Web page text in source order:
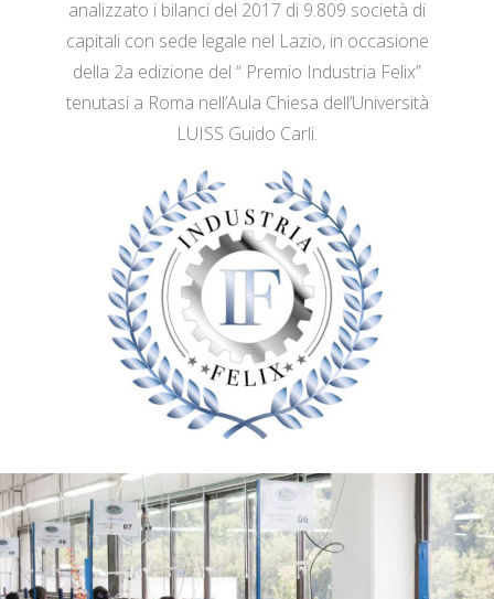
analizzato i bilanci del 2017 di 9.809 società di
capitali con sede legale nel Lazio, in occasione
della 2a edizione del “ Premio Industria Felix”
tenutasi a Roma nell’Aula Chiesa dell’Università
LUISS Guido Carli.